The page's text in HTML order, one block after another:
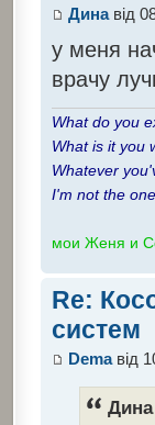
Динавід
у меня
врачу
What do you
What is it you
Whatever
I'm not the one
мои Женя и
Re:
систем
Demaвід
Дина